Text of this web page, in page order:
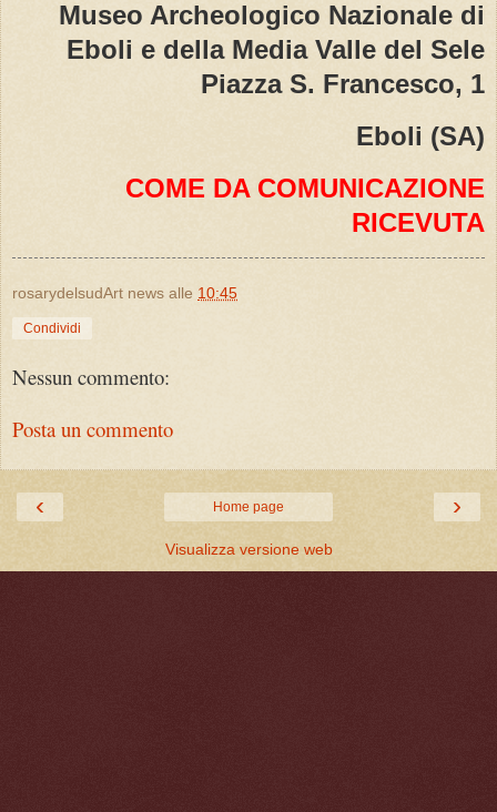
Museo Archeologico Nazionale di
Eboli e della Media Valle del Sele
Piazza S. Francesco, 1
Eboli (SA)
COME DA COMUNICAZIONE
RICEVUTA
rosarydelsudArt news alle 10:45
Condividi
Nessun commento:
Posta un commento
‹ ›
Home page
Visualizza versione web